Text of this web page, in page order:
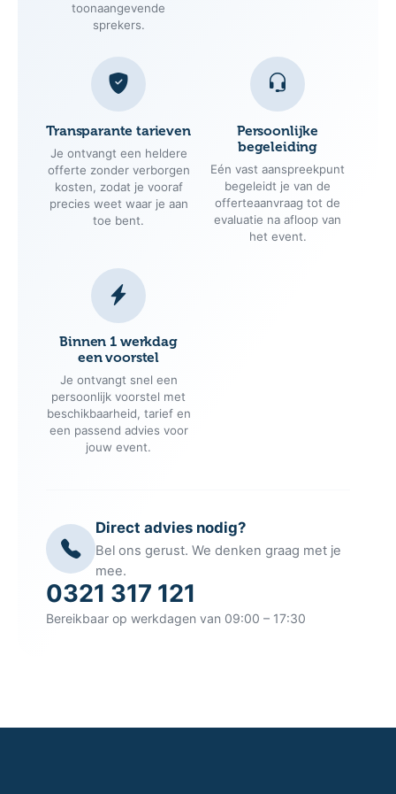
toonaangevende
sprekers.
Transparante tarieven
Je ontvangt een heldere
offerte zonder verborgen
kosten, zodat je vooraf
precies weet waar je aan
toe bent.
Persoonlijke
begeleiding
Eén vast aanspreekpunt
begeleidt je van de
offerteaanvraag tot de
evaluatie na afloop van
het event.
Binnen 1 werkdag
een voorstel
Je ontvangt snel een
persoonlijk voorstel met
beschikbaarheid, tarief en
een passend advies voor
jouw event.
Direct advies nodig?
Bel ons gerust. We denken graag met je
mee.
0321 317 121
Bereikbaar op werkdagen van 09:00 – 17:30